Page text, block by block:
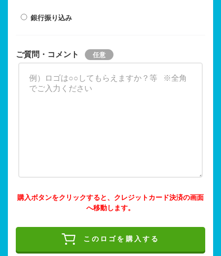
銀行振り込み
ご質問・コメント
購入ボタンをクリックすると、クレジットカード決済の画面
へ移動します。
このロゴを購入する